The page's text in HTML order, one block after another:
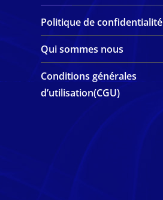
Politique de confidentialité
Qui sommes nous
Conditions générales
d’utilisation(CGU)